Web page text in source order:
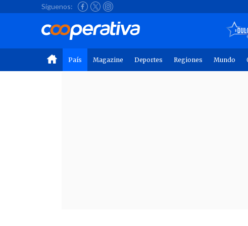
Síguenos:
País Magazine Deportes Regiones Mundo